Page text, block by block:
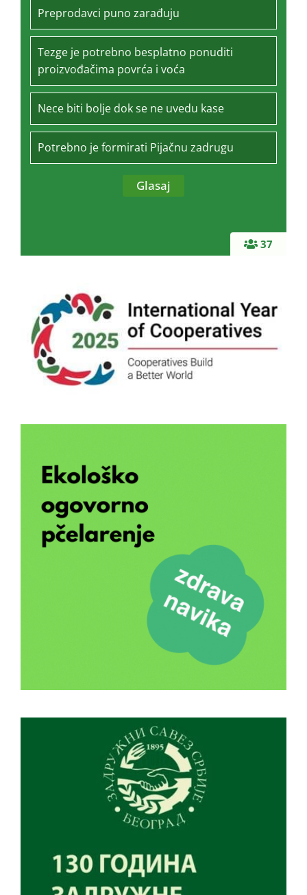
37
Preprodavci puno zarađuju
Tezge je potrebno besplatno ponuditi
proizvođačima povrća i voća
Nece biti bolje dok se ne uvedu kase
Potrebno je formirati Pijačnu zadrugu